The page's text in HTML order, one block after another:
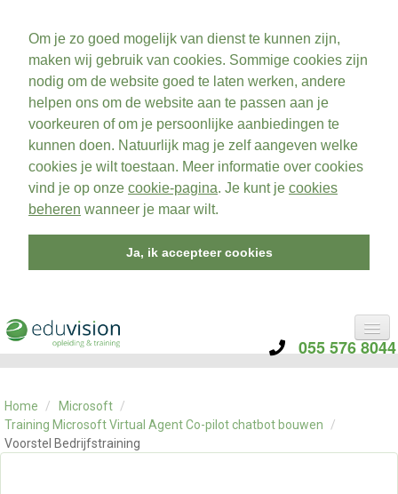
Om je zo goed mogelijk van dienst te kunnen zijn,
maken wij gebruik van cookies. Sommige cookies zijn
nodig om de website goed te laten werken, andere
helpen ons om de website aan te passen aan je
voorkeuren of om je persoonlijke aanbiedingen te
kunnen doen. Natuurlijk mag je zelf aangeven welke
cookies je wilt toestaan. Meer informatie over cookies
vind je op onze cookie-pagina. Je kunt je cookies
beheren wanneer je maar wilt.
Ja, ik accepteer cookies
055 576 8044
CATEGORIE
OVER ONS
CONTACT
Home / Microsoft /
Training Microsoft Virtual Agent Co-pilot chatbot bouwen
/
Voorstel Bedrijfstraining